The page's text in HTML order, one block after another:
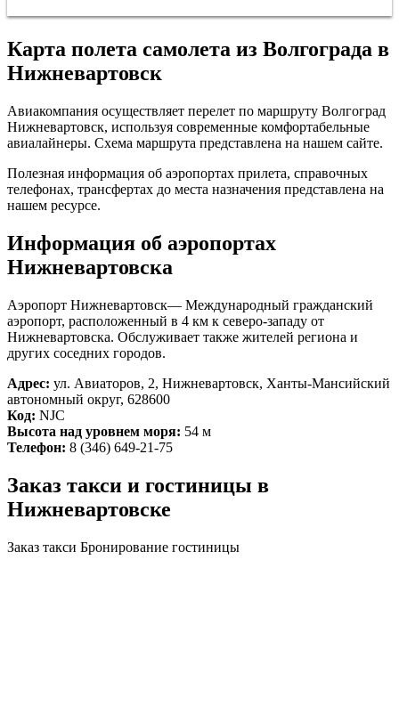
Карта полета самолета из Волгограда в
Нижневартовск
Авиакомпания осуществляет перелет по маршруту Волгоград
Нижневартовск, используя современные комфортабельные
авиалайнеры. Схема маршрута представлена на нашем сайте.
Полезная информация об аэропортах прилета, справочных
телефонах, трансфертах до места назначения представлена на
нашем ресурсе.
Информация об аэропортах
Нижневартовска
Аэропорт Нижневартовск— Международный гражданский
аэропорт, расположенный в 4 км к северо-западу от
Нижневартовска. Обслуживает также жителей региона и
других соседних городов.
Адрес: ул. Авиаторов, 2, Нижневартовск, Ханты-Мансийский
автономный округ, 628600
Код: NJC
Высота над уровнем моря: 54 м
Телефон: 8 (346) 649-21-75
Заказ такси и гостиницы в
Нижневартовске
Заказ такси Бронирование гостиницы